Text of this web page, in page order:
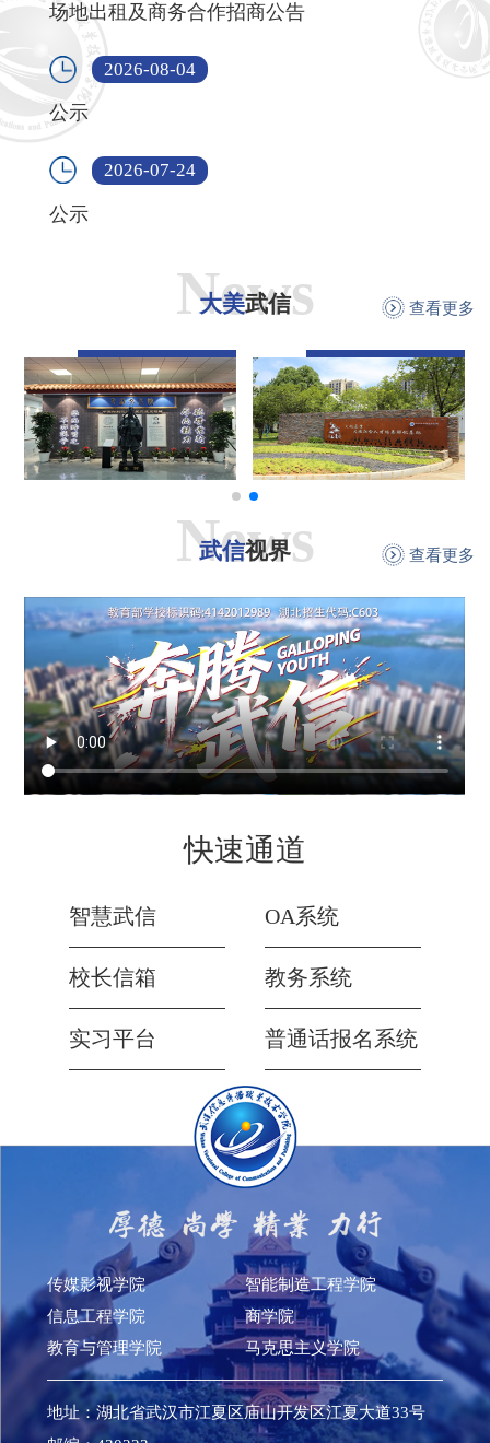
场地出租及商务合作招商公告
2026-08-04
公示
2026-07-24
公示
大美武信
News 查看更多
武信视界
News 查看更多
快速通道
智慧武信 OA系统
校长信箱 教务系统
实习平台 普通话报名系统
传媒影视学院
智能制造工程学院
信息工程学院
商学院
教育与管理学院
马克思主义学院
地址：湖北省武汉市江夏区庙山开发区江夏大道33号